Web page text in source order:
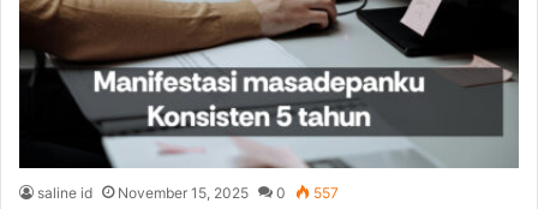
saline id November 15, 2025 0 557